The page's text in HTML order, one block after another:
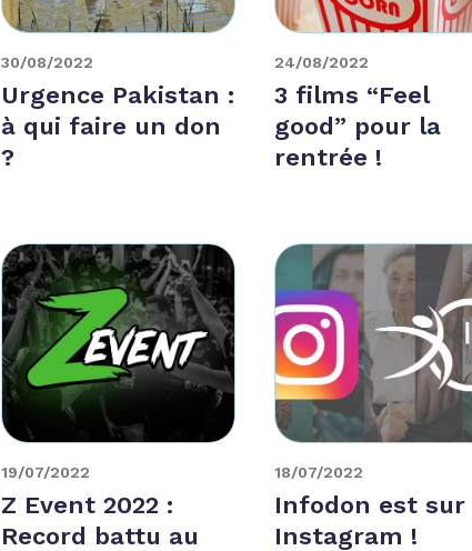
30/08/2022
Urgence Pakistan :
à qui faire un don
?
24/08/2022
3 films “Feel
good” pour la
rentrée !
19/07/2022
Z Event 2022 :
Record battu au
18/07/2022
Infodon est sur
Instagram !